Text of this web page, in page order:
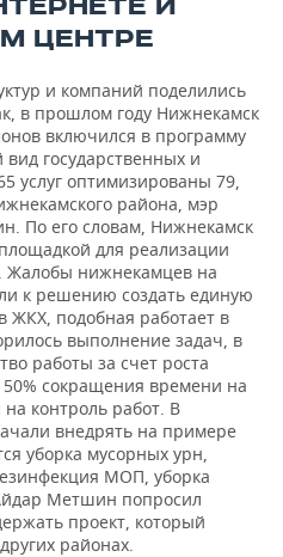
И
ЦЕНТРЕ
и компаний поделились
в прошлом году Нижнекамск
включился в программу
государственных и
услуг оптимизированы 79,
района, мэр
По его словам, Нижнекамск
для реализации
Жалобы нижнекамцев на
к решению создать единую
подобная работает в
выполнение задач, в
работы за счет роста
сокращения времени на
контроль работ. В
внедрять на примере
уборка мусорных урн,
МОП, уборка
Метшин попросил
проект, который
районах.